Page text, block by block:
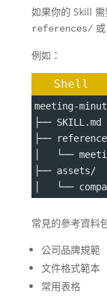
如果你的 Skill
references/或
例如：
Shell
meeting-
├── SKILL.md
├──
│   └──
├── assets/
│   └──
常見的參考資料
公司品牌規範
文件格式範本
常用表格